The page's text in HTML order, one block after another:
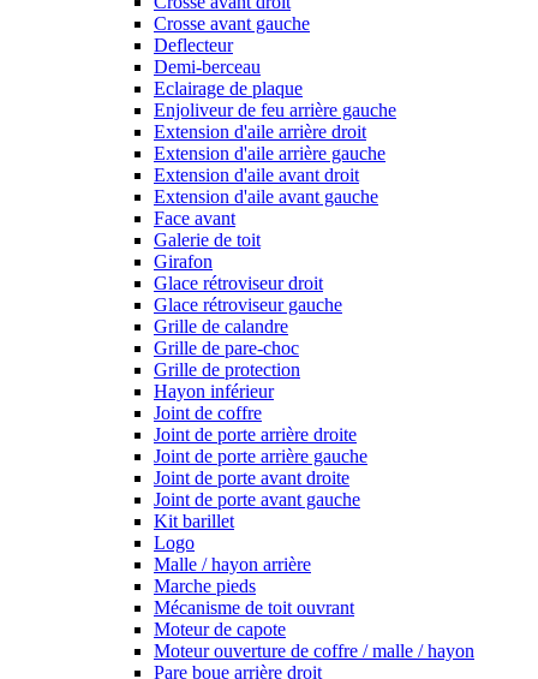
Crosse avant gauche
Deflecteur
Demi-berceau
Eclairage de plaque
Enjoliveur de feu arrière gauche
Extension d'aile arrière droit
Extension d'aile arrière gauche
Extension d'aile avant droit
Extension d'aile avant gauche
Face avant
Galerie de toit
Girafon
Glace rétroviseur droit
Glace rétroviseur gauche
Grille de calandre
Grille de pare-choc
Grille de protection
Hayon inférieur
Joint de coffre
Joint de porte arrière droite
Joint de porte arrière gauche
Joint de porte avant droite
Joint de porte avant gauche
Kit barillet
Logo
Malle / hayon arrière
Marche pieds
Mécanisme de toit ouvrant
Moteur de capote
Moteur ouverture de coffre / malle / hayon
Pare boue arrière droit